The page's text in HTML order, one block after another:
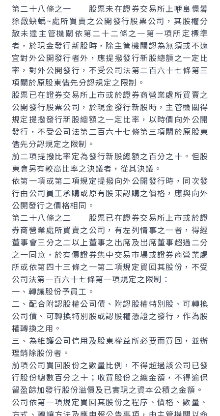
第二十八條之一 股票未在證券交易所上咿峊憬鬊
狳敿蚗蝺~處所買賣之公開發行股票公司，其股權分
散未達主管機關依第二十二條之一第一項所定標準
者，於現金發行新股時，除主管機關認為無須或不適
宜對外公開發行者外，應提撥發行新股總額之一定比
率，對外公開發行，不受公司法第二百六十七條第三
項關於原股東儘先分認規定之限制。
股票已在證券交易所上市或於證券商營業處所買賣之
公開發行股票公司，於現金發行新股時，主管機關得
規定提撥發行新股總額之一定比率，以時價向外公開
發行，不受公司法第二百六十七條第三項關於原股東
儘先分認規定之限制。
前二項提撥比率定為發行新股總額之百分之十。但股
東會另有較高比率之決議者，從其決議。
依第一項或第二項規定提撥向外公開發行時，同次發
行由公司員工承購或原有股東認購之價格，應與向外
公開發行之價格相同。
第二十八條之二 股票已在證券交易所上市或於證
券商營業處所買賣之公司，有左列情事之一者，得經
董事會三分之二以上董事之出席及出席董事超過二分
之一同意，於有價證券集中交易市場或證券商營業處
所或依第四十三條之一第二項規定買回其股份，不受
公司法第一百六十七條第一項規定之限制：
一、轉讓股份予員工。
二、配合附認股權公司債、附認股權特別股、可轉換
公司債、可轉換特別股或認股權憑證之發行，作為股
權轉換之用。
三、為維護公司信用及股東權益所必要而買回，並辦
理銷除股份者。
前項公司買回股份之數量比例，不得超過該公司已發
行股份總數百分之十；收買股份之總金額，不得逾保
留盈餘加發行股份溢價及已實現之資本公積之金額。
公司依第一項規定買回其股份之程序、價格、數量、